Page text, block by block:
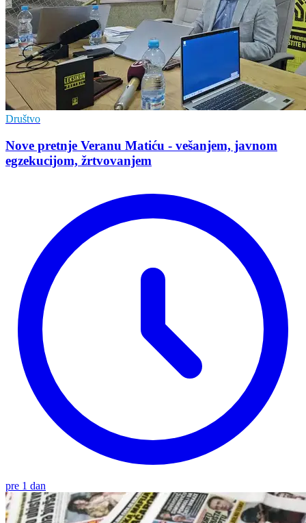
Društvo
Nove pretnje Veranu Matiću - vešanjem, javnom
egzekucijom, žrtvovanjem
pre 1 dan